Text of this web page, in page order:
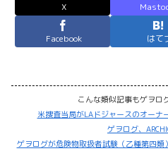
X
Facebook はて
こんな類似記事もゲヲロ
米捜査当局がLAドジャースのオーナ
ゲヲログ、
ゲヲログが危険物取扱者試験（乙種第四